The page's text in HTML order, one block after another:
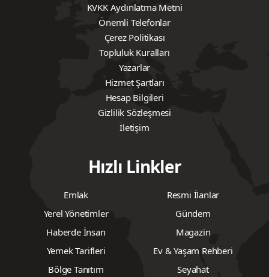
KVKK Aydınlatma Metni
Önemli Telefonlar
Çerez Politikası
Topluluk Kuralları
Yazarlar
Hizmet Şartları
Hesap Bilgileri
Gizlilik Sözleşmesi
İletişim
Hızlı Linkler
Emlak
Resmi İlanlar
Yerel Yönetimler
Gündem
Haberde İnsan
Magazin
Yemek Tarifleri
Ev & Yaşam Rehberi
Bölge Tanıtım
Seyahat